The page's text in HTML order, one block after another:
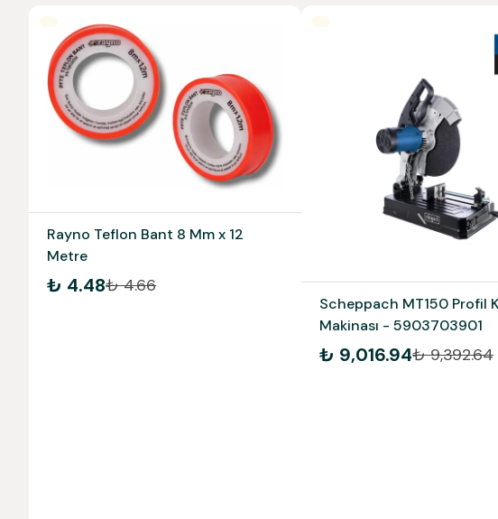
Rayno Teflon Bant 8 Mm x 12
Metre
₺ 4.48₺ 4.66
Scheppach MT150 Profil
Makinası - 5903703901
₺ 9,016.94₺ 9,392.64